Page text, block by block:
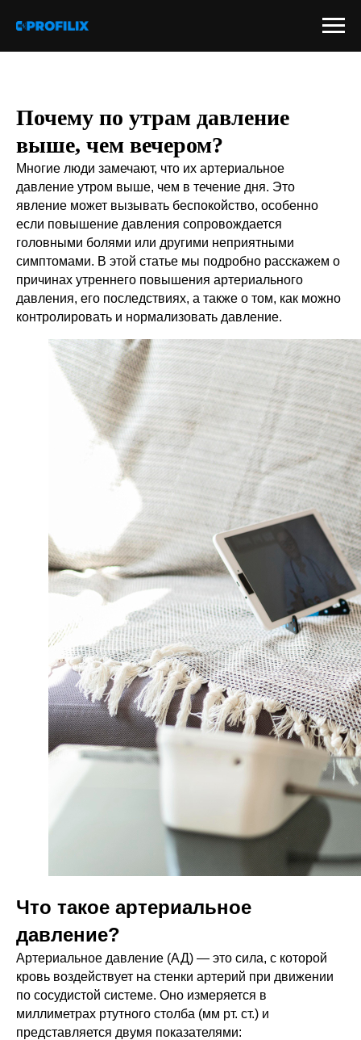
Почему по утрам давление
выше, чем вечером?
Многие люди замечают, что их артериальное
давление утром выше, чем в течение дня. Это
явление может вызывать беспокойство, особенно
если повышение давления сопровождается
головными болями или другими неприятными
симптомами. В этой статье мы подробно расскажем о
причинах утреннего повышения артериального
давления, его последствиях, а также о том, как можно
контролировать и нормализовать давление.
Что такое артериальное
давление?
Артериальное давление (АД) — это сила, с которой
кровь воздействует на стенки артерий при движении
по сосудистой системе. Оно измеряется в
миллиметрах ртутного столба (мм рт. ст.) и
представляется двумя показателями: